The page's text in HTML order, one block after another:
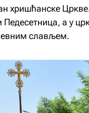
хришћанске
Педесетница, а у
слављем.